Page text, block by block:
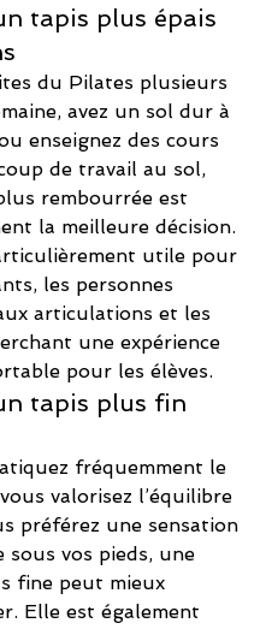
tapis plus épais
du Pilates plusieurs
avez un sol dur à
enseignez des cours
de travail au sol,
rembourrée est
la meilleure décision.
utile pour
les personnes
articulations et les
une expérience
pour les élèves.
tapis plus fin
fréquemment le
valorisez l’équilibre
préférez une sensation
sous vos pieds, une
fine peut mieux
Elle est également